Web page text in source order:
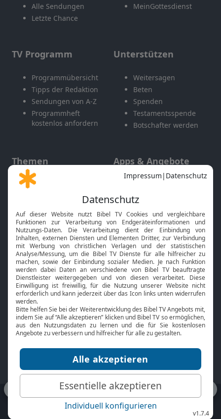
Alle Sendungen
Letzte Chance
MeinGottesdienst
TV Programm
Programmübersicht
Tipps der Redaktion
Sendungen von A-Z
Programmheft
kostenlos anfordern
Unterstützen
Weitersagen
Beten
Spenden
Testamentsspende
Botschafter werden
Themen
Gott und Bibel erklärt
Neuigkeiten
Apps & Angebote
Mobile App
Smart TV
HbbTV
Bibelthek Online-Bibel
Nächster Gottesdienst
Bibel TV
Über uns
Jobs
Mediadaten
Service
Kontakt
TV-Empfang
bibeltv.de: Impressum
Datenschutz
Nutzungsbedingungen